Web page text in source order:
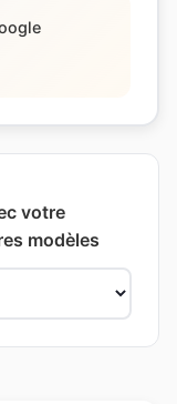
votre
modèles